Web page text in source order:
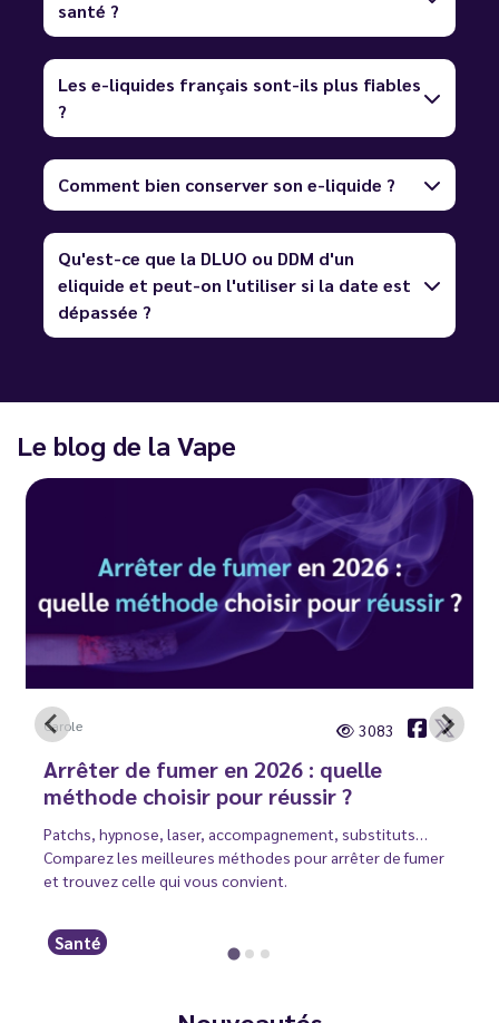
santé ?
Les e-liquides français sont-ils plus fiables
?
Comment bien conserver son e-liquide ?
Qu'est-ce que la DLUO ou DDM d'un
eliquide et peut-on l'utiliser si la date est
dépassée ?
Le blog de la Vape
Carole 3083
Arrêter de fumer en 2026 : quelle
méthode choisir pour réussir ?
Patchs, hypnose, laser, accompagnement, substituts…
Comparez les meilleures méthodes pour arrêter de fumer
et trouvez celle qui vous convient.
Santé